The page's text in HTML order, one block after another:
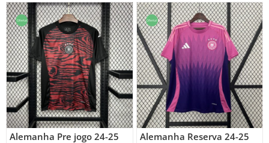
Oferta!
Alemanha Pre jogo 24-25
Oferta!
Alemanha Reserva 24-25